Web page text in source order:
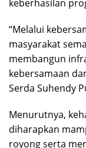
keberhasilan
“Melalui
masyarakat
membangun
kebersamaan
Serda Suhendy
Menurutnya,
diharapkan
royong serta